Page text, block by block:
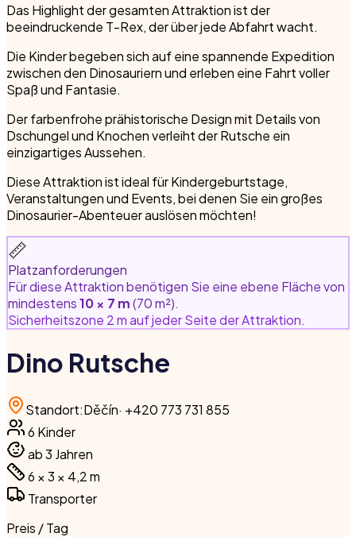
Das Highlight der gesamten Attraktion ist der
beeindruckende T-Rex, der über jede Abfahrt wacht.
Die Kinder begeben sich auf eine spannende Expedition
zwischen den Dinosauriern und erleben eine Fahrt voller
Spaß und Fantasie.
Der farbenfrohe prähistorische Design mit Details von
Dschungel und Knochen verleiht der Rutsche ein
einzigartiges Aussehen.
Diese Attraktion ist ideal für Kindergeburtstage,
Veranstaltungen und Events, bei denen Sie ein großes
Dinosaurier-Abenteuer auslösen möchten!
📏
Platzanforderungen
Für diese Attraktion benötigen Sie eine ebene Fläche von
mindestens10 × 7 m(70 m²).
Sicherheitszone 2 m auf jeder Seite der Attraktion.
Dino Rutsche
Standort:Děčín· +420 773 731 855
6 Kinder
ab 3 Jahren
6 × 3 × 4,2m
Transporter
Preis / Tag